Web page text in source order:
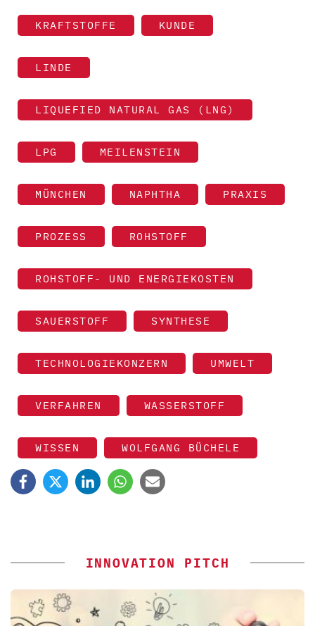
KRAFTSTOFFE KUNDE
LINDE
LIQUEFIED NATURAL GAS (LNG)
LPG MEILENSTEIN
MÜNCHEN NAPHTHA PRAXIS
PROZESS ROHSTOFF
ROHSTOFF- UND ENERGIEKOSTEN
SAUERSTOFF SYNTHESE
TECHNOLOGIEKONZERN UMWELT
VERFAHREN WASSERSTOFF
WISSEN WOLFGANG BÜCHELE
INNOVATION PITCH